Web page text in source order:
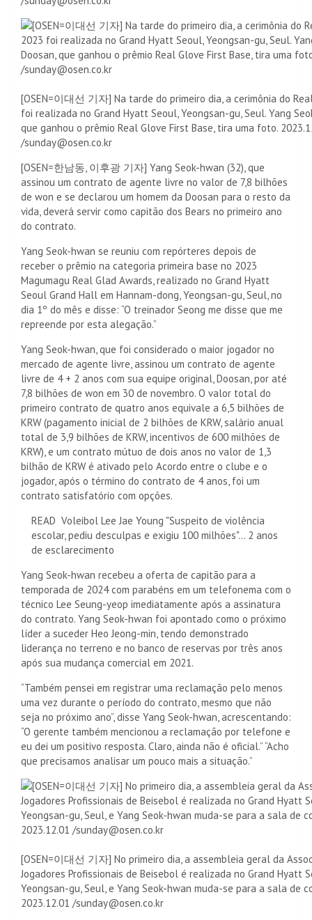
[OSEN=이대선 기자] Na tarde do primeiro dia, a cerimônia do
foi realizada no Grand Hyatt Seoul, Yeongsan-gu, Seul. Yang
que ganhou o prêmio Real Glove First Base, tira uma foto.
/sunday@osen.co.kr
[OSEN=한남동, 이후광 기자] Yang Seok-hwan (32), que
assinou um contrato de agente livre no valor de 7,8 bilhões
de won e se declarou um homem da Doosan para o resto da
vida, deverá servir como capitão dos Bears no primeiro ano
do contrato.
Yang Seok-hwan se reuniu com repórteres depois de
receber o prêmio na categoria primeira base no 2023
Magumagu Real Glad Awards, realizado no Grand Hyatt
Seoul Grand Hall em Hannam-dong, Yeongsan-gu, Seul, no
dia 1º do mês e disse: “O treinador Seong me disse que me
repreende por esta alegação.”
Yang Seok-hwan, que foi considerado o maior jogador no
mercado de agente livre, assinou um contrato de agente
livre de 4 + 2 anos com sua equipe original, Doosan, por até
7,8 bilhões de won em 30 de novembro. O valor total do
primeiro contrato de quatro anos equivale a 6,5 ​​bilhões de
KRW (pagamento inicial de 2 bilhões de KRW, salário anual
total de 3,9 bilhões de KRW, incentivos de 600 milhões de
KRW), e um contrato mútuo de dois anos no valor de 1,3
bilhão de KRW é ativado pelo Acordo entre o clube e o
jogador, após o término do contrato de 4 anos, foi um
contrato satisfatório com opções.
READ Voleibol Lee Jae Young "Suspeito de violência
escolar, pediu desculpas e exigiu 100 milhões"... 2 anos
de esclarecimento
Yang Seok-hwan recebeu a oferta de capitão para a
temporada de 2024 com parabéns em um telefonema com o
técnico Lee Seung-yeop imediatamente após a assinatura
do contrato. Yang Seok-hwan foi apontado como o próximo
líder a suceder Heo Jeong-min, tendo demonstrado
liderança no terreno e no banco de reservas por três anos
após sua mudança comercial em 2021.
“Também pensei em registrar uma reclamação pelo menos
uma vez durante o período do contrato, mesmo que não
seja no próximo ano”, disse Yang Seok-hwan, acrescentando:
“O gerente também mencionou a reclamação por telefone e
eu dei um positivo resposta. Claro, ainda não é oficial.” “Acho
que precisamos analisar um pouco mais a situação.”
[OSEN=이대선 기자] No primeiro dia, a assembleia geral da
Jogadores Profissionais de Beisebol é realizada no Grand Hyatt
Yeongsan-gu, Seul, e Yang Seok-hwan muda-se para a sala de
2023.12.01 /sunday@osen.co.kr